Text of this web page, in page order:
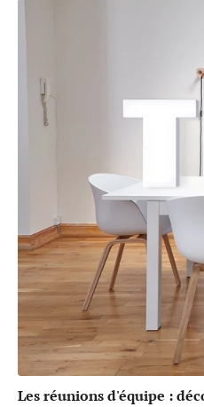
Les réunions d'équipe :